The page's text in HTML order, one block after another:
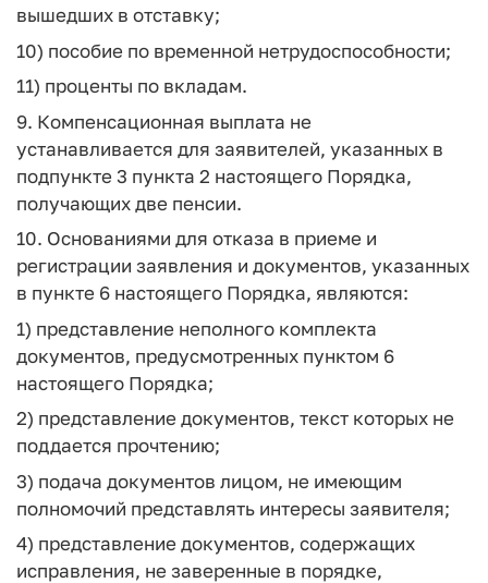
вышедших в отставку;
10) пособие по временной нетрудоспособности;
11) проценты по вкладам.
9. Компенсационная выплата не
устанавливается для заявителей, указанных в
подпункте 3 пункта 2 настоящего Порядка,
получающих две пенсии.
10. Основаниями для отказа в приеме и
регистрации заявления и документов, указанных
в пункте 6 настоящего Порядка, являются:
1) представление неполного комплекта
документов, предусмотренных пунктом 6
настоящего Порядка;
2) представление документов, текст которых не
поддается прочтению;
3) подача документов лицом, не имеющим
полномочий представлять интересы заявителя;
4) представление документов, содержащих
исправления, не заверенные в порядке,